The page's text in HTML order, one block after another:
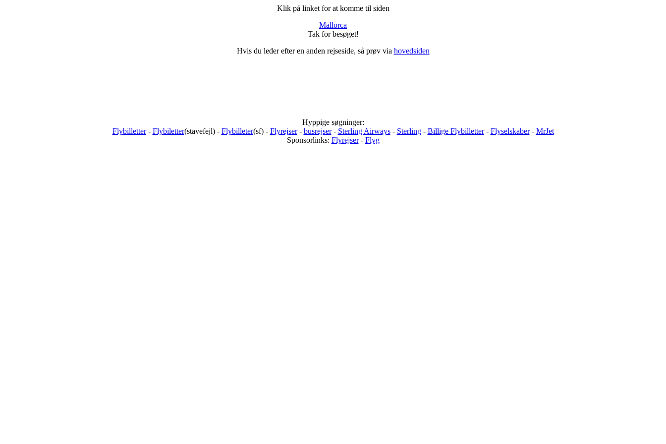
Klik på linket for at komme til siden
Mallorca
Tak for besøget!
Hvis du leder efter en anden rejseside, så prøv via hovedsiden
Hyppige søgninger:
Flybilletter- Flybiletter(stavefejl) - Flybilleter(sf) - Flyrejser- busrejser- Sterling Airways- Sterling- Billige Flybilletter- Flyselskaber- MrJet
Sponsorlinks: Flyrejser- Flyg